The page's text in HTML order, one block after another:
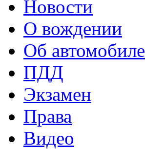
Новости
О вождении
Об автомобиле
ПДД
Экзамен
Права
Видео